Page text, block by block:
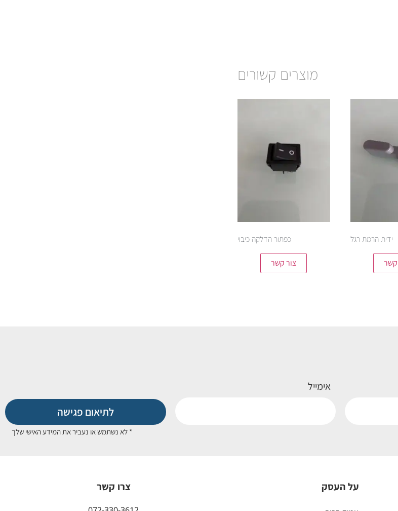
מוצרים קשורים
ידית הרמת רגל
קשר
כפתור הדלקה כיבוי
צור קשר
אימייל
לתיאום פגישה
* לא נשתמש או נעביר את המידע האישי שלך
על העסק צרו קשר